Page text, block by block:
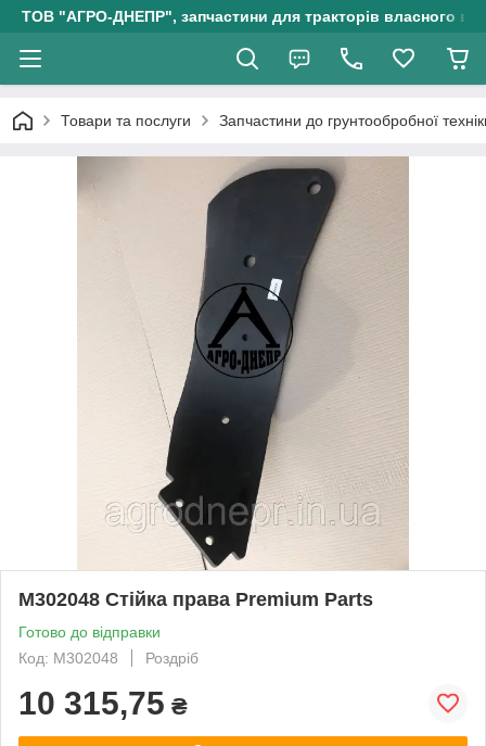
ТОВ "АГРО-ДНЕПР", запчастини для тракторів власного
Товари та послуги Запчастини до грунтообробної
M302048 Стійка права Premium Parts
Готово до відправки
Код: M302048
Роздріб
10 315,75 ₴